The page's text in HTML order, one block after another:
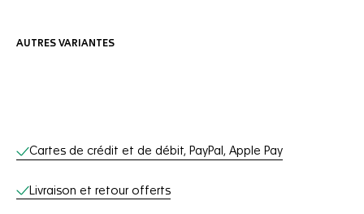
AUTRES VARIANTES
Services en ligne
Cartes de crédit et de débit, PayPal, Apple Pay
Livraison et retour offerts